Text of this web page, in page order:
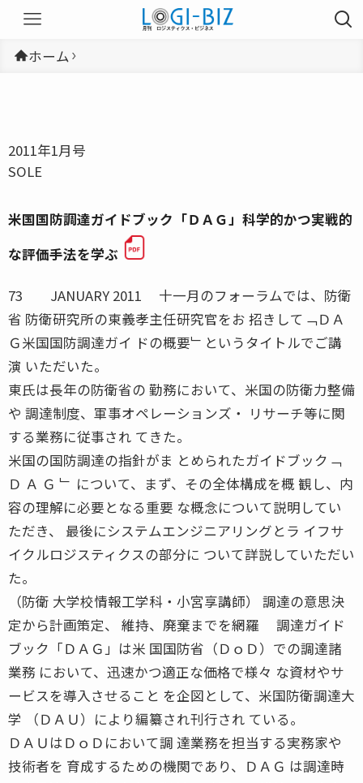
ホーム
2011年1月号
SOLE
米国国防調達ガイドブック「ＤＡＧ」科学的かつ実戦的
な評価手法を学ぶ
73 JANUARY 2011 十一月のフォーラムでは、防衛
省 防衛研究所の東義孝主任研究官をお 招きして﹁ＤＡ
Ｇ米国国防調達ガイ ドの概要﹂というタイトルでご講
演 いただいた。
東氏は長年の防衛省の 勤務において、米国の防衛力整備
や 調達制度、軍事オペレーションズ・ リサーチ等に関
する業務に従事され てきた。
米国の国防調達の指針がま とめられたガイドブック﹁
Ｄ Ａ Ｇ ﹂ について、まず、その全体構成を概 観し、内
容の理解に必要となる重要 な概念について説明してい
ただき、 最後にシステムエンジニアリングとラ イフサ
イクルロジスティクスの部分に ついて詳説していただい
た。
（防衛 大学校情報工学科・小宮享講師） 調達の意思決
定から計画策定、 維持、廃棄までを網羅 調達ガイド
ブック「ＤＡＧ」は米 国国防省（ＤｏＤ）での調達諸
業務 において、迅速かつ適正な価格で様々 な資材やサ
ービスを導入させること を企図として、米国防衛調達大
学 （ＤＡＵ）により編纂され刊行され ている。
ＤＡＵはＤｏＤにおいて調 達業務を担当する実務家や
技術者を 育成するための機関であり、ＤＡＧ は調達時